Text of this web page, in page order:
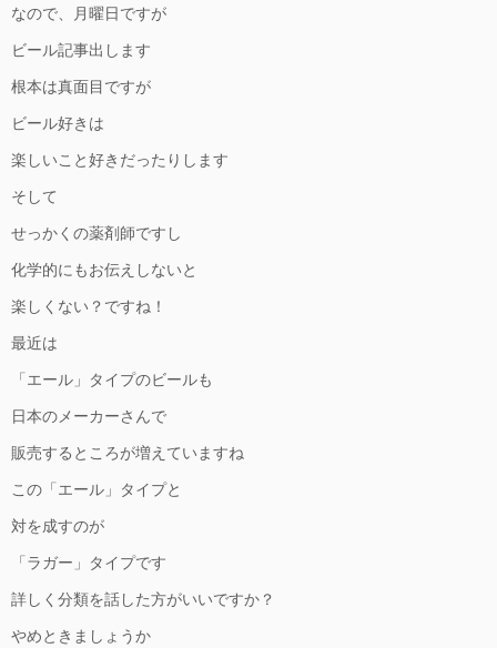
なので、月曜日ですが
ビール記事出します
根本は真面目ですが
ビール好きは
楽しいこと好きだったりします
そして
せっかくの薬剤師ですし
化学的にもお伝えしないと
楽しくない？ですね！
最近は
「エール」タイプのビールも
日本のメーカーさんで
販売するところが増えていますね
この「エール」タイプと
対を成すのが
「ラガー」タイプです
詳しく分類を話した方がいいですか？
やめときましょうか